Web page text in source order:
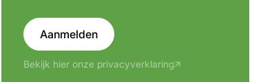
Aanmelden
Bekijk hier onze privacyverklaring